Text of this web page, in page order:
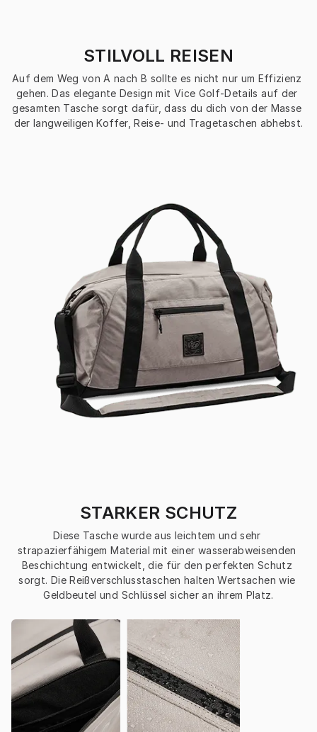
STILVOLL REISEN
Auf dem Weg von A nach B sollte es nicht nur um Effizienz
gehen. Das elegante Design mit Vice Golf-Details auf der
gesamten Tasche sorgt dafür, dass du dich von der Masse
der langweiligen Koffer, Reise- und Tragetaschen abhebst.
STARKER SCHUTZ
Diese Tasche wurde aus leichtem und sehr
strapazierfähigem Material mit einer wasserabweisenden
Beschichtung entwickelt, die für den perfekten Schutz
sorgt. Die Reißverschlusstaschen halten Wertsachen wie
Geldbeutel und Schlüssel sicher an ihrem Platz.